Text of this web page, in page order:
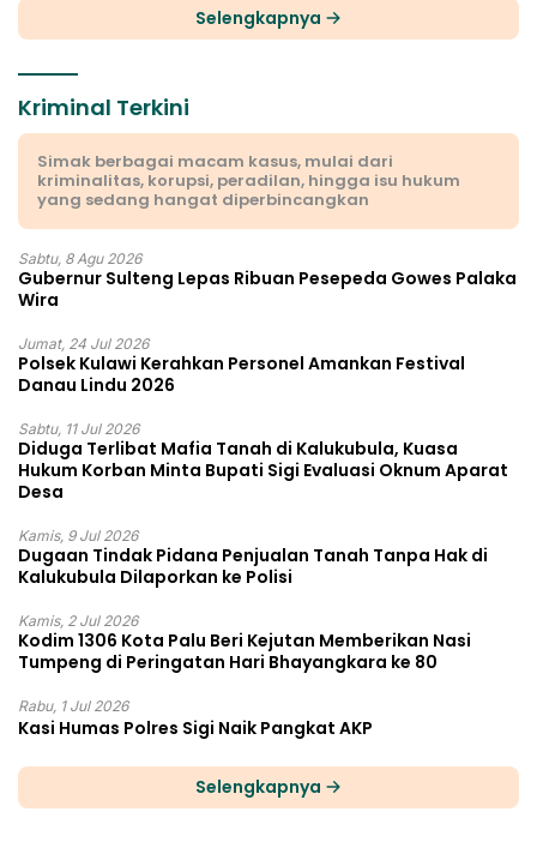
Selengkapnya
Kriminal Terkini
Simak berbagai macam kasus, mulai dari
kriminalitas, korupsi, peradilan, hingga isu hukum
yang sedang hangat diperbincangkan
Sabtu, 8 Agu 2026
Gubernur Sulteng Lepas Ribuan Pesepeda Gowes Palaka
Wira
Jumat, 24 Jul 2026
Polsek Kulawi Kerahkan Personel Amankan Festival
Danau Lindu 2026
Sabtu, 11 Jul 2026
Diduga Terlibat Mafia Tanah di Kalukubula, Kuasa
Hukum Korban Minta Bupati Sigi Evaluasi Oknum Aparat
Desa
Kamis, 9 Jul 2026
Dugaan Tindak Pidana Penjualan Tanah Tanpa Hak di
Kalukubula Dilaporkan ke Polisi
Kamis, 2 Jul 2026
Kodim 1306 Kota Palu Beri Kejutan Memberikan Nasi
Tumpeng di Peringatan Hari Bhayangkara ke 80
Rabu, 1 Jul 2026
Kasi Humas Polres Sigi Naik Pangkat AKP
Selengkapnya